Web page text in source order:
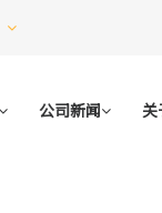
公司新闻